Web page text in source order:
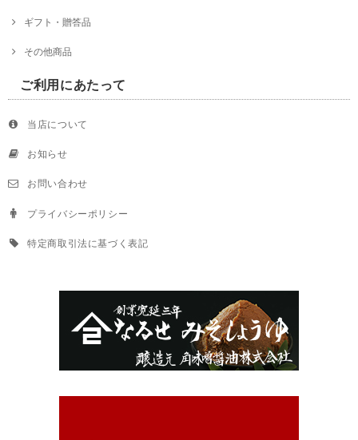
ギフト・贈答品
その他商品
ご利用にあたって
当店について
お知らせ
お問い合わせ
プライバシーポリシー
特定商取引法に基づく表記